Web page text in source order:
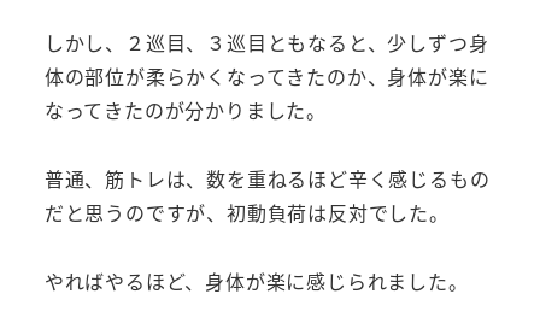
しかし、２巡目、３巡目ともなると、少しずつ身
体の部位が柔らかくなってきたのか、身体が楽に
なってきたのが分かりました。
普通、筋トレは、数を重ねるほど辛く感じるもの
だと思うのですが、初動負荷は反対でした。
やればやるほど、身体が楽に感じられました。